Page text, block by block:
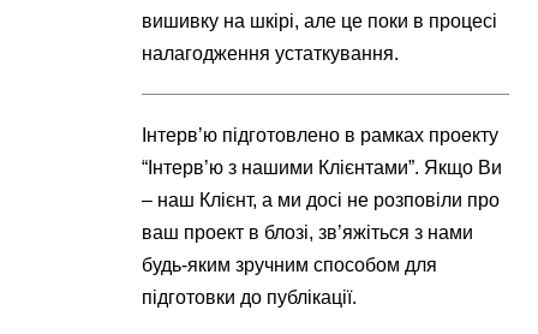
вишивку на шкірі, але це поки в процесі
налагодження устаткування.
Інтерв’ю підготовлено в рамках проекту
“Інтерв’ю з нашими Клієнтами”. Якщо Ви
– наш Клієнт, а ми досі не розповіли про
ваш проект в блозі, зв’яжіться з нами
будь-яким зручним способом для
підготовки до публікації.